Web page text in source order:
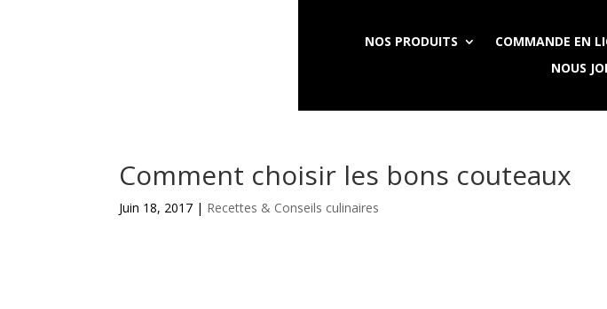
NOS PRODUITS COMMANDE EN
NOUS
Comment choisir les bons couteaux
Juin 18, 2017 | Recettes & Conseils culinaires